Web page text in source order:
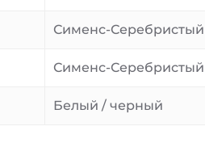
Сименс-
Сименс-
Белый / черный